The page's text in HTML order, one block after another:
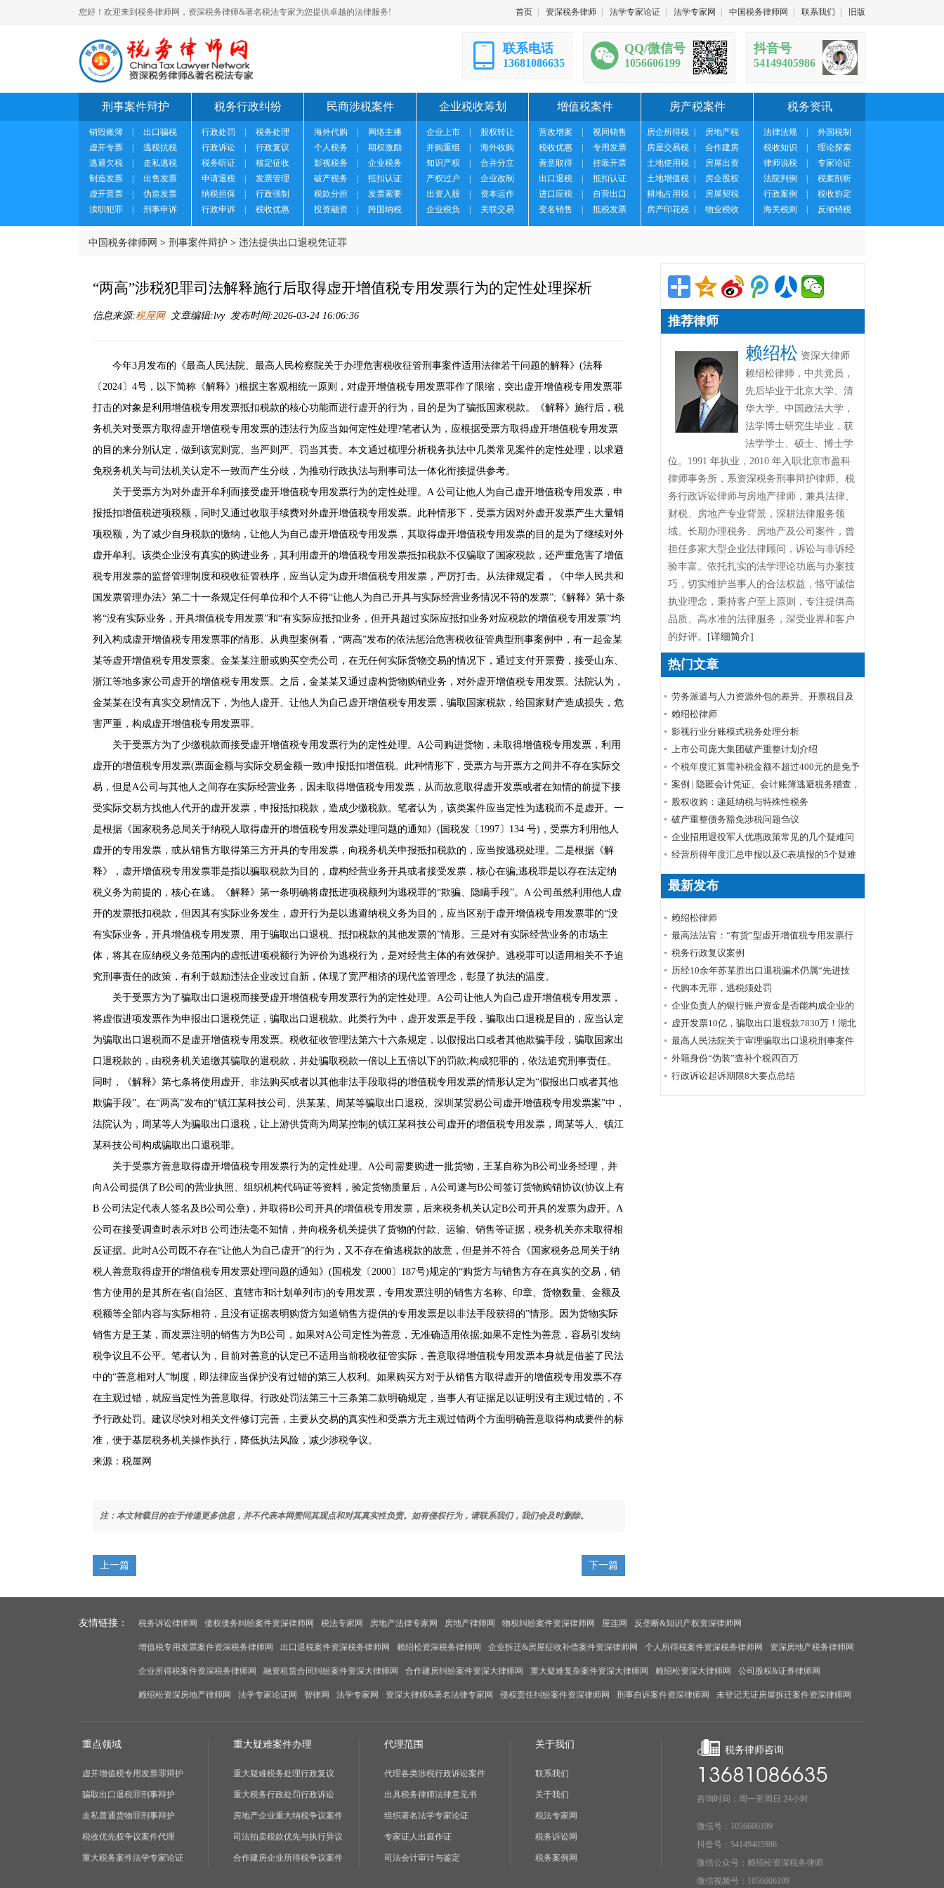
您好！欢迎来到税务律师网，资深税务律师&著名税法专家为您提供卓越的法律服务! 首页 资深税务律师 法学专家论证 法学专家网 中国税务律师网 联系我们 旧版
联系电话
13681086635
QQ/微信号
1056606199
抖音号
54149405986
刑事案件辩护
销毁账簿
出口骗税
虚开专票
逃税抗税
逃避欠税
走私逃税
制造发票
出售发票
虚开普票
伪造发票
渎职犯罪
刑事申诉
税务行政纠纷
行政处罚
税务处理
行政诉讼
行政复议
税务听证
核定征收
申请退税
发票管理
纳税担保
行政强制
行政申诉
税收优惠
民商涉税案件
海外代购
网络主播
个人税务
期权激励
影视税务
企业税务
破产税务
抵扣认证
税款分担
发票索要
投资融资
跨国纳税
企业税收筹划
企业上市
股权转让
并购重组
海外收购
知识产权
合并分立
产权过户
企业改制
出资入股
资本运作
企业税负
关联交易
增值税案件
营改增案
视同销售
税收优惠
专用发票
善意取得
挂靠开票
出口退税
抵扣认证
进口应税
自营出口
变名销售
抵税发票
房产税案件
房企所得税
房地产税
房屋交易税
合作建房
土地使用税
房屋出资
土地增值税
房企股权
耕地占用税
房屋契税
房产印花税
物业税收
税务资讯
法律法规
外国税制
税收知识
理论探索
律师说税
专家论证
法院判例
税案剖析
行政案例
税收协定
海关税则
反倾销税
中国税务律师网 > 刑事案件辩护 > 违法提供出口退税凭证罪
“两高”涉税犯罪司法解释施行后取得虚开增值税专用发票行为的定性处理探析
信息来源:税屋网文章编辑:lvy 发布时间:2026-03-24 16:06:36
今年3月发布的 《最高人民法院、最高人民检察院关于办理危害税收征管刑事案件适用法律若干问题的解释》 (法释
〔2024〕4号 ，以下简称《解释》)根据主客观相统一原则，对虚开增值税专用发票罪作了限缩，突出虚开增值税专用发票罪
打击的对象是利用增值税专用发票抵扣税款的核心功能而进行虚开的行为，目的是为了骗抵国家税款。《解释》施行后，税
务机关对受票方取得虚开增值税专用发票的违法行为应当如何定性处理?笔者认为，应根据受票方取得虚开增值税专用发票
的目的来分别认定，做到该宽则宽、当严则严、罚当其责。本文通过梳理分析税务执法中几类常见案件的定性处理，以求避
免税务机关与司法机关认定不一致而产生分歧，为推动行政执法与刑事司法一体化衔接提供参考。
关于受票方为对外虚开牟利而接受虚开增值税专用发票行为的定性处理。A 公司让他人为自己虚开增值税专用发票，申
报抵扣增值税进项税额，同时又通过收取手续费对外虚开增值税专用发票。此种情形下，受票方因对外虚开发票产生大量销
项税额，为了减少自身税款的缴纳，让他人为自己虚开增值税专用发票，其取得虚开增值税专用发票的目的是为了继续对外
虚开牟利。该类企业没有真实的购进业务，其利用虚开的增值税专用发票抵扣税款不仅骗取了国家税款，还严重危害了增值
税专用发票的监督管理制度和税收征管秩序，应当认定为虚开增值税专用发票，严厉打击。从法律规定看，《中华人民共和
国发票管理办法》第二十一条规定任何单位和个人不得“让他人为自己开具与实际经营业务情况不符的发票”;《解释》第十条
将“没有实际业务，开具增值税专用发票”和“有实际应抵扣业务，但开具超过实际应抵扣业务对应税款的增值税专用发票”均
列入构成虚开增值税专用发票罪的情形。从典型案例看，“两高”发布的依法惩治危害税收征管典型刑事案例中，有一起金某
某等虚开增值税专用发票案。金某某注册或购买空壳公司，在无任何实际货物交易的情况下，通过支付开票费，接受山东、
浙江等地多家公司虚开的增值税专用发票。之后，金某某又通过虚构货物购销业务，对外虚开增值税专用发票。法院认为，
金某某在没有真实交易情况下，为他人虚开、让他人为自己虚开增值税专用发票，骗取国家税款，给国家财产造成损失，危
害严重，构成虚开增值税专用发票罪。
关于受票方为了少缴税款而接受虚开增值税专用发票行为的定性处理。A公司购进货物，未取得增值税专用发票，利用
虚开的增值税专用发票(票面金额与实际交易金额一致)申报抵扣增值税。此种情形下，受票方与开票方之间并不存在实际交
易，但是A公司与其他人之间存在实际经营业务，因未取得增值税专用发票，从而故意取得虚开发票或者在知情的前提下接
受实际交易方找他人代开的虚开发票，申报抵扣税款，造成少缴税款。笔者认为，该类案件应当定性为逃税而不是虚开。一
是根据 《国家税务总局关于纳税人取得虚开的增值税专用发票处理问题的通知》(国税发〔1997〕134 号) ，受票方利用他人
虚开的专用发票，或从销售方取得第三方开具的专用发票，向税务机关申报抵扣税款的，应当按逃税处理。二是根据《解
释》，虚开增值税专用发票罪是指以骗取税款为目的，虚构经营业务开具或者接受发票，核心在骗;逃税罪是以存在法定纳
税义务为前提的，核心在逃。《解释》第一条明确将虚抵进项税额列为逃税罪的“欺骗、隐瞒手段”。A 公司虽然利用他人虚
开的发票抵扣税款，但因其有实际业务发生，虚开行为是以逃避纳税义务为目的，应当区别于虚开增值税专用发票罪的“没
有实际业务，开具增值税专用发票、用于骗取出口退税、抵扣税款的其他发票的”情形。三是对有实际经营业务的市场主
体，将其在应纳税义务范围内的虚抵进项税额行为评价为逃税行为，是对经营主体的有效保护。逃税罪可以适用相关不予追
究刑事责任的政策，有利于鼓励违法企业改过自新，体现了宽严相济的现代监管理念，彰显了执法的温度。
关于受票方为了骗取出口退税而接受虚开增值税专用发票行为的定性处理。A公司让他人为自己虚开增值税专用发票，
将虚假进项发票作为申报出口退税凭证，骗取出口退税款。此类行为中，虚开发票是手段，骗取出口退税是目的，应当认定
为骗取出口退税而不是虚开增值税专用发票。 税收征收管理法第六十六条规定，以假报出口或者其他欺骗手段，骗取国家出
口退税款的，由税务机关追缴其骗取的退税款，并处骗取税款一倍以上五倍以下的罚款;构成犯罪的，依法追究刑事责任。
同时，《解释》第七条将使用虚开、非法购买或者以其他非法手段取得的增值税专用发票的情形认定为“假报出口或者其他
欺骗手段”。在“两高”发布的“镇江某科技公司、洪某某、周某等骗取出口退税、深圳某贸易公司虚开增值税专用发票案”中，
法院认为，周某等人为骗取出口退税，让上游供货商为周某控制的镇江某科技公司虚开的增值税专用发票，周某等人、镇江
某科技公司构成骗取出口退税罪。
关于受票方善意取得虚开增值税专用发票行为的定性处理。A公司需要购进一批货物，王某自称为B公司业务经理，并
向A公司提供了B公司的营业执照、组织机构代码证等资料，验定货物质量后，A公司遂与B公司签订货物购销协议(协议上有
B 公司法定代表人签名及B公司公章)，并取得B公司开具的增值税专用发票，后来税务机关认定B公司开具的发票为虚开。A
公司在接受调查时表示对B 公司违法毫不知情，并向税务机关提供了货物的付款、运输、销售等证据，税务机关亦未取得相
反证据。此时A公司既不存在“让他人为自己虚开”的行为，又不存在偷逃税款的故意，但是并不符合 《国家税务总局关于纳
税人善意取得虚开的增值税专用发票处理问题的通知》(国税发〔2000〕187号)规定的“购货方与销售方存在真实的交易，销
售方使用的是其所在省(自治区、直辖市和计划单列市)的专用发票，专用发票注明的销售方名称、印章、货物数量、金额及
税额等全部内容与实际相符，且没有证据表明购货方知道销售方提供的专用发票是以非法手段获得的”情形。因为货物实际
销售方是王某，而发票注明的销售方为B公司，如果对A公司定性为善意，无准确适用依据;如果不定性为善意，容易引发纳
税争议且不公平。笔者认为，目前对善意的认定已不适用当前税收征管实际，善意取得增值税专用发票本身就是借鉴了民法
中的“善意相对人”制度，即法律应当保护没有过错的第三人权利。如果购买方对于从销售方取得虚开的增值税专用发票不存
在主观过错，就应当定性为善意取得。 行政处罚法第三十三条第二款明确规定，当事人有证据足以证明没有主观过错的，不
予行政处罚。建议尽快对相关文件修订完善，主要从交易的真实性和受票方无主观过错两个方面明确善意取得构成要件的标
准，便于基层税务机关操作执行，降低执法风险，减少涉税争议。
来源：税屋网
注：本文转载目的在于传递更多信息，并不代表本网赞同其观点和对其真实性负责。如有侵权行为，请联系我们，我们会及时删除。
上一篇 下一篇
推荐律师
赖绍松 资深大律师
赖绍松律师，中共党员，
先后毕业于北京大学、清
华大学、中国政法大学，
法学博士研究生毕业，获
法学学士、硕士、博士学
位。1991 年执业，2010 年入职北京市盈科
律师事务所，系资深税务刑事辩护律师、税
务行政诉讼律师与房地产律师，兼具法律、
财税、房地产专业背景，深耕法律服务领
域。长期办理税务、房地产及公司案件，曾
担任多家大型企业法律顾问，诉讼与非诉经
验丰富。依托扎实的法学理论功底与办案技
巧，切实维护当事人的合法权益，恪守诚信
执业理念，秉持客户至上原则，专注提供高
品质、高水准的法律服务，深受业界和客户
的好评。
[详细简介]
热门文章
劳务派遣与人力资源外包的差异、开票税目及
税率
赖绍松律师
影视行业分账模式税务处理分析
上市公司庞大集团破产重整计划介绍
个税年度汇算需补税金额不超过400元的是免予
申报还是免予补缴
案例 | 隐匿会计凭证、会计账簿逃避税务稽查，
小心被判刑！
股权收购：递延纳税与特殊性税务
破产重整债务豁免涉税问题刍议
企业招用退役军人优惠政策常见的几个疑难问
题解答
经营所得年度汇总申报以及C表填报的5个疑难
问题
最新发布
赖绍松律师
最高法法官：“有货”型虚开增值税专用发票行
为定性
税务行政复议案例
历经10余年苏某胜出口退税骗术仍属“先进技
术”，福州国税稽查局相应的查骗方法仍非常管
用
代购本无罪，逃税须处罚
企业负责人的银行账户资金是否能构成企业的
应税收入？
虚开发票10亿，骗取出口退税款7830万！湖北
破获链条式骗税案
最高人民法院关于审理骗取出口退税刑事案件
具体应用法律若干问题的解释辑
外籍身份“伪装”查补个税四百万
行政诉讼起诉期限8大要点总结
友情链接： 税务诉讼律师网 债权债务纠纷案件资深律师网 税法专家网 房地产法律专家网 房地产律师网 物权纠纷案件资深律师网 屋连网 反垄断&知识产权资深律师网
增值税专用发票案件资深税务律师网 出口退税案件资深税务律师网 赖绍松资深税务律师网 企业拆迁&房屋征收补偿案件资深律师网 个人所得税案件资深税务律师网 资深房地产税务律师网
企业所得税案件资深税务律师网 融资租赁合同纠纷案件资深大律师网 合作建房纠纷案件资深大律师网 重大疑难复杂案件资深大律师网 赖绍松资深大律师网 公司股权&证券律师网
赖绍松资深房地产律师网 法学专家论证网 智律网 法学专家网 资深大律师&著名法律专家网 侵权责任纠纷案件资深律师网 刑事自诉案件资深律师网 未登记无证房屋拆迁案件资深律师网
重点领域
虚开增值税专用发票罪辩护
骗取出口退税罪刑事辩护
走私普通货物罪刑事辩护
税收优先权争议案件代理
重大税务案件法学专家论证
重大疑难案件办理
重大疑难税务处理行政复议
重大税务行政处罚行政诉讼
房地产企业重大纳税争议案件
司法拍卖税款优先与执行异议
合作建房企业所得税争议案件
代理范围
代理各类涉税行政诉讼案件
出具税务律师法律意见书
组织著名法学专家论证
专家证人出庭作证
司法会计审计与鉴定
关于我们
联系我们
关于我们
税法专家网
税务诉讼网
税务案例网
税务律师咨询
咨询时间：周一至周日 24小时
微信号：1056606199
抖音号：54149405986
微信公众号：赖绍松资深税务律师
微信视频号：1056606199